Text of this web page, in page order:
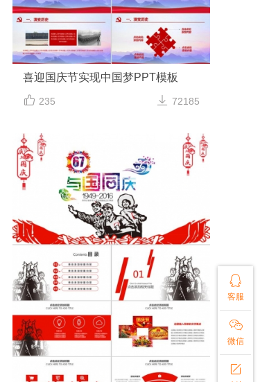
喜迎国庆节实现中国梦PPT模板
 235  72185

客服

微信
